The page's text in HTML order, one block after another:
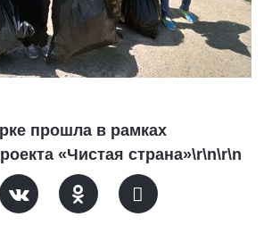
прошла в рамках
«Чистая страна»\r\n\r\n